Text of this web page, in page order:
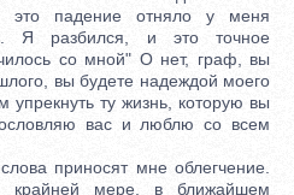
это падение отняло у меня
Я разбился, и это точное
со мной" О нет, граф, вы
вы будете надеждой моего
ту жизнь, которую вы
вас и люблю со всем
приносят мне облегчение.
крайней мере, в ближайшем